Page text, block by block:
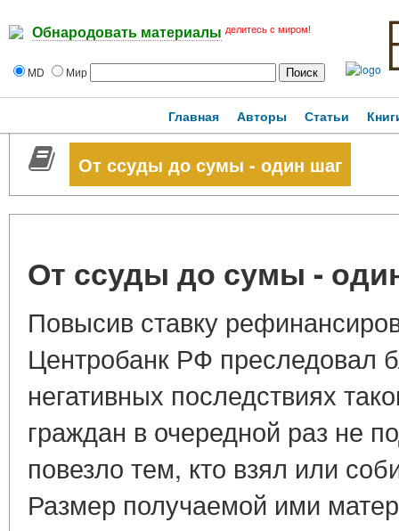
Обнародовать материалы делитесь с миром!
MD Мир
Главная Авторы Статьи
От ссуды до сумы - один шаг
От ссуды до сумы -
Повысив ставку
Центробанк РФ преследовал
негативных последствиях
граждан в очередной раз не
повезло тем, кто взял или
Размер получаемой ими